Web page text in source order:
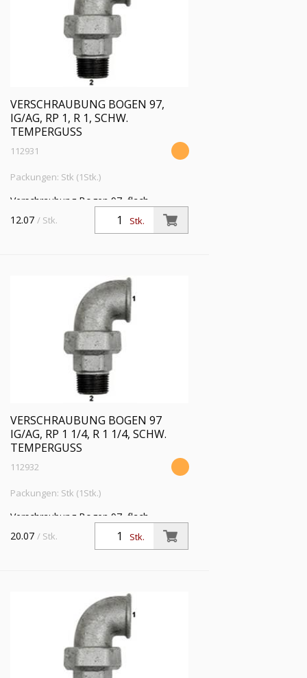
VERSCHRAUBUNG BOGEN 97,
IG/AG, RP 1, R 1, SCHW.
TEMPERGUSS
112931
Packungen: Stk (1Stk.)
Verschraubung Bogen 97, flach
dichtend, IG/AG, Rp 1, R 1,
Betriebstemp. -20 °C bis 200 °C,
Stk.
12.07 / Stk.
VERSCHRAUBUNG BOGEN 97
IG/AG, RP 1 1/4, R 1 1/4, SCHW.
TEMPERGUSS
112932
Packungen: Stk (1Stk.)
Verschraubung Bogen 97, flach
dichtend, IG/AG, Rp 1 1/4, R 1 1/4,
Betriebstemp. -20°C bis 200°C,
Stk.
20.07 / Stk.